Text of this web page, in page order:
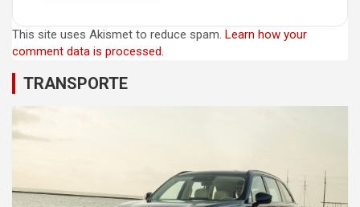
This site uses Akismet to reduce spam. Learn how your
comment data is processed.
TRANSPORTE